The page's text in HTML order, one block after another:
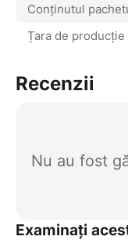
Conținutul
Țara de producție
Recenzii
Nu au fost
Examinați